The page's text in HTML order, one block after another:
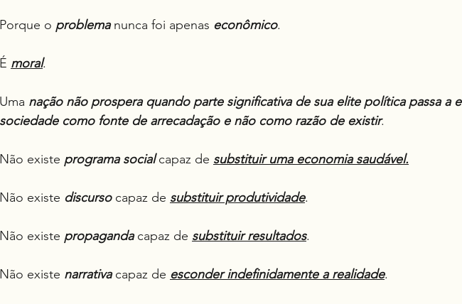
Porque o problema nunca foi apenas econômico.
É moral.
Uma nação não prospera quando parte significativa de sua elite política passa a
sociedade como fonte de arrecadação e não como razão de existir.
Não existe programa social capaz de substituir uma economia saudável.
Não existe discurso capaz de substituir produtividade.
Não existe propaganda capaz de substituir resultados.
Não existe narrativa capaz de esconder indefinidamente a realidade.